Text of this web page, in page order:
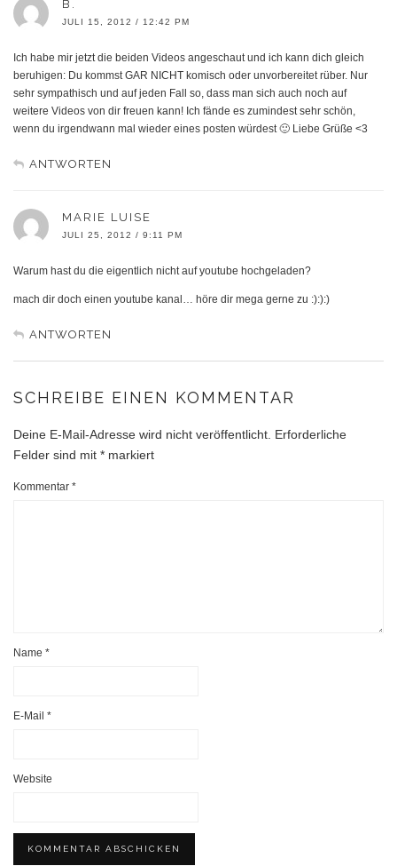
B.
JULI 15, 2012 / 12:42 PM
Ich habe mir jetzt die beiden Videos angeschaut und ich kann dich gleich
beruhigen: Du kommst GAR NICHT komisch oder unvorbereitet rüber. Nur
sehr sympathisch und auf jeden Fall so, dass man sich auch noch auf
weitere Videos von dir freuen kann! Ich fände es zumindest sehr schön,
wenn du irgendwann mal wieder eines posten würdest 🙂 Liebe Grüße <3
ANTWORTEN
MARIE LUISE
JULI 25, 2012 / 9:11 PM
Warum hast du die eigentlich nicht auf youtube hochgeladen?
mach dir doch einen youtube kanal… höre dir mega gerne zu :):):)
ANTWORTEN
SCHREIBE EINEN KOMMENTAR
Deine E-Mail-Adresse wird nicht veröffentlicht. Erforderliche
Felder sind mit * markiert
Kommentar *
Name *
E-Mail *
Website